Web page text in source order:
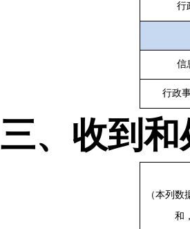
行
信
行政
三、收到
（本列
和